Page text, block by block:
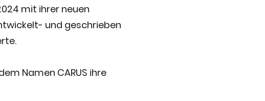
mit ihrer neuen
und geschrieben
Namen CARUS ihre